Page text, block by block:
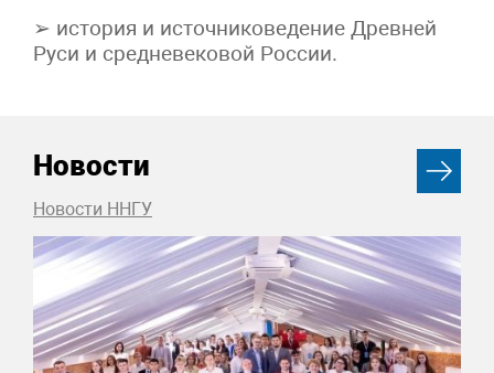
➢ история и источниковедение Древней
Руси и средневековой России.
Новости
Новости ННГУ